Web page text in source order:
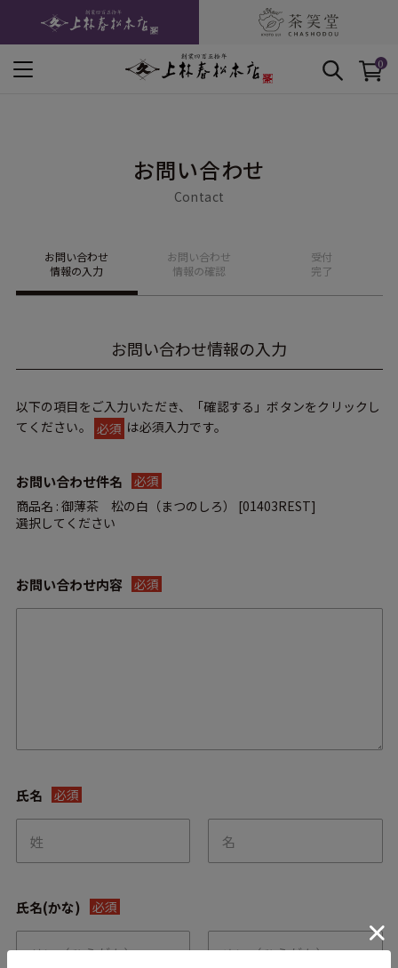
0
Contact
お問い合わせ
お問い合わせ
情報の入力
お問い合わせ
情報の確認
受付
完了
お問い合わせ情報の入力
以下の項目をご入力いただき、「確認する」ボタンをクリックし
てください。
必須 は必須入力です。
お問い合わせ件名
必須
商品名 : 御薄茶 松の白（まつのしろ） [01403REST]
お問い合わせ内容 必須
氏名 必須
氏名(かな) 必須